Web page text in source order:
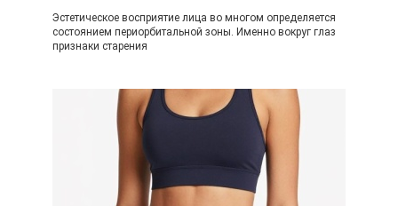
Эстетическое восприятие лица во многом определяется
состоянием периорбитальной зоны. Именно вокруг глаз
признаки старения